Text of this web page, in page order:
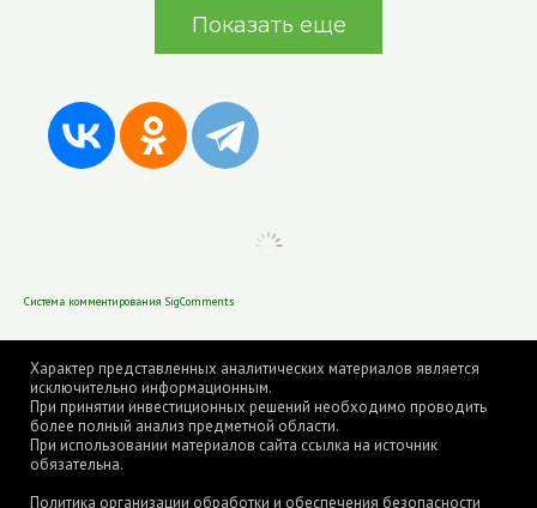
Показать еще
Система комментирования SigComments
Характер представленных аналитических материалов является
исключительно информационным.
При принятии инвестиционных решений необходимо проводить
более полный анализ предметной области.
При использовании материалов сайта ссылка на источник
обязательна.
Политика организации обработки и обеспечения безопасности